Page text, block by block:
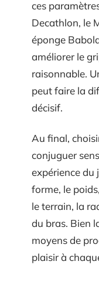
ces
Decathlon, le
éponge
améliorer le
raisonnable.
peut faire la
décisif.
Au final,
conjuguer
expérience du
forme, le
le terrain, la
du bras. Bien
moyens de
plaisir à